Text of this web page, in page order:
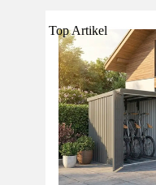
Top Artikel